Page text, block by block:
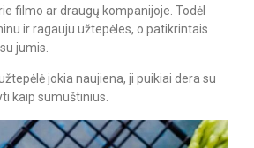
filmo ar draugų kompanijoje. Todėl
ir ragauju užtepėles, o patikrintais
jumis.
jokia naujiena, ji puikiai dera su
kaip sumuštinius.